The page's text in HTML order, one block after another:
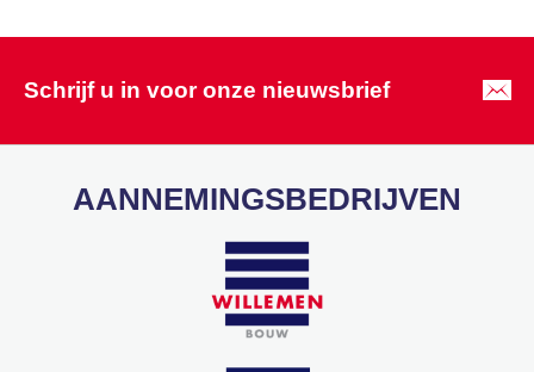
Schrijf u in voor onze nieuwsbrief
AANNEMINGSBEDRIJVEN